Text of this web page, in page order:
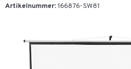
Artikelnummer: 166876-SW81